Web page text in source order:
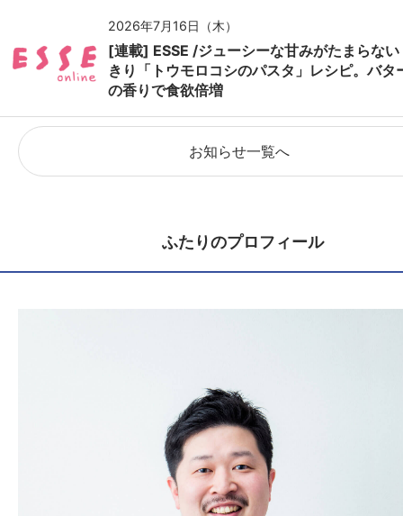
2026年7月16日（木）
[連載] ESSE /ジューシーな甘みがたまらない
きり「トウモロコシのパスタ」レシピ。バタ
の香りで食欲倍増
お知らせ一覧へ
ふたりのプロフィール